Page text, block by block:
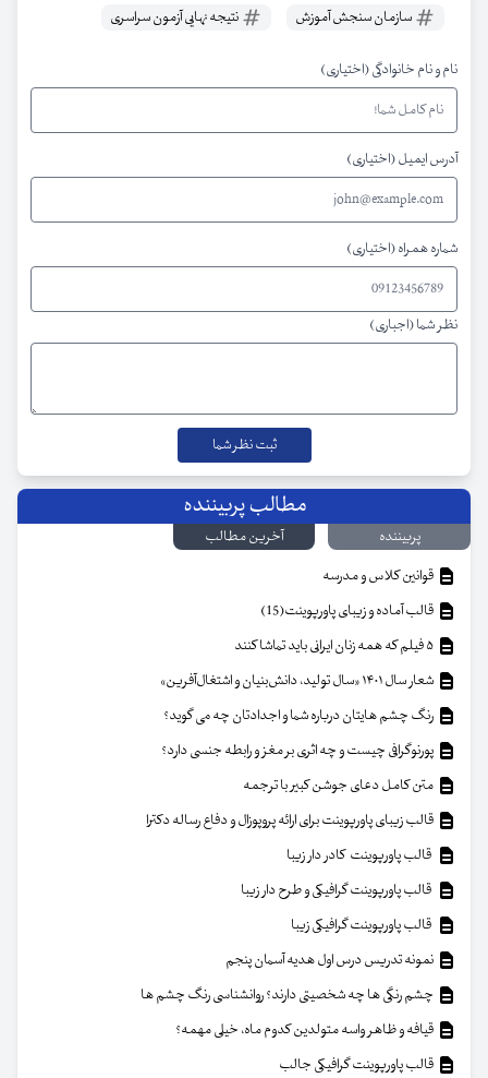
سازمان سنجش آموزش
نتیجه نهایی آزمون سراسری
نام و نام خانوادگی (اختیاری)
آدرس ایمیل (اختیاری)
شماره همراه (اختیاری)
نظر شما (اجباری)
مطالب پربیننده
پربیننده
آخرین مطالب
قوانین کلاس و مدرسه
قالب آماده و زیبای پاورپوینت(15)
شعار سال ۱۴۰۱ «سال تولید، دانش‌بنیان و اشتغال‌آفرین»
رنگ چشم هایتان درباره شما و اجدادتان چه می گوید؟
پورنوگرافی چیست و چه اثری بر مغز و رابطه جنسی دارد؟
متن کامل دعای جوشن کبیر با ترجمه
قالب زیبای پاورپوینت برای ارائه پروپوزال و دفاع رساله دکترا
قالب پاورپوینت کادر دار زیبا
قالب پاورپوینت گرافیکی و طرح دار زیبا
قالب پاورپوینت گرافیکی زیبا
نمونه تدریس درس اول هدیه آسمان پنجم
چشم رنگی ها چه شخصیتی دارند؟ روانشناسی رنگ چشم ها
قیافه و ظاهر واسه متولدین کدوم ماه، خیلی مهمه؟
قالب پاورپوینت گرافیکی جالب